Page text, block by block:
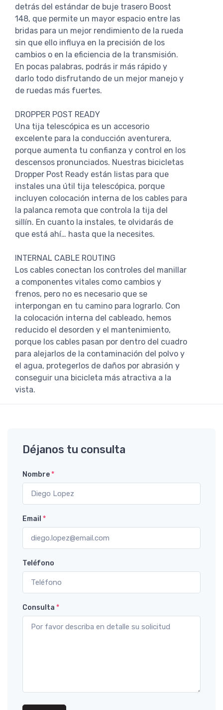
detrás del estándar de buje trasero Boost
148, que permite un mayor espacio entre las
bridas para un mejor rendimiento de la rueda
sin que ello influya en la precisión de los
cambios o en la eficiencia de la transmisión.
En pocas palabras, podrás ir más rápido y
darlo todo disfrutando de un mejor manejo y
de ruedas más fuertes.
DROPPER POST READY
Una tija telescópica es un accesorio
excelente para la conducción aventurera,
porque aumenta tu confianza y control en los
descensos pronunciados. Nuestras bicicletas
Dropper Post Ready están listas para que
instales una útil tija telescópica, porque
incluyen colocación interna de los cables para
la palanca remota que controla la tija del
sillín. En cuanto la instales, te olvidarás de
que está ahí… hasta que la necesites.
INTERNAL CABLE ROUTING
Los cables conectan los controles del manillar
a componentes vitales como cambios y
frenos, pero no es necesario que se
interpongan en tu camino para lograrlo. Con
la colocación interna del cableado, hemos
reducido el desorden y el mantenimiento,
porque los cables pasan por dentro del cuadro
para alejarlos de la contaminación del polvo y
el agua, protegerlos de daños por abrasión y
conseguir una bicicleta más atractiva a la
vista.
Déjanos tu consulta
Nombre*
Email *
Teléfono
Consulta *